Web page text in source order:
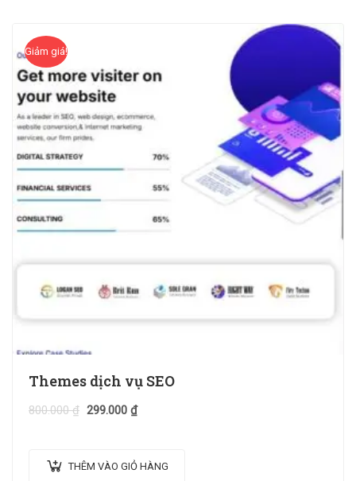
Giảm giá!
Themes dịch vụ SEO
800.000₫ 299.000 ₫
THÊM VÀO GIỎ HÀNG